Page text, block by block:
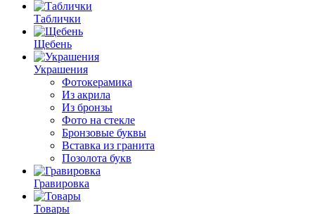
Таблички
Щебень
Украшения
Фотокерамика
Из акрила
Из бронзы
Фото на стекле
Бронзовые буквы
Вставка из гранита
Позолота букв
Гравировка
Товары